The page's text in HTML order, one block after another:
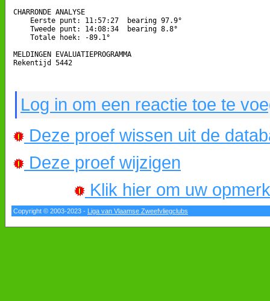
CHARRONDE ANALYSE
    Eerste punt: 11:57:27  bearing 97.9°
    Tweede punt: 14:08:34  bearing 8.8°
    Totale hoek: -89.1°
MELDINGEN EVALUATIEPROGRAMMA
Rekentijd 5442
Log in om een reactie toe te
Deze proef wissen uit de
Deze proef wijzigen
Klik hier om uw
Copyright © 2003-2023 - Liga van Vlaamse Zweefvliegclubs